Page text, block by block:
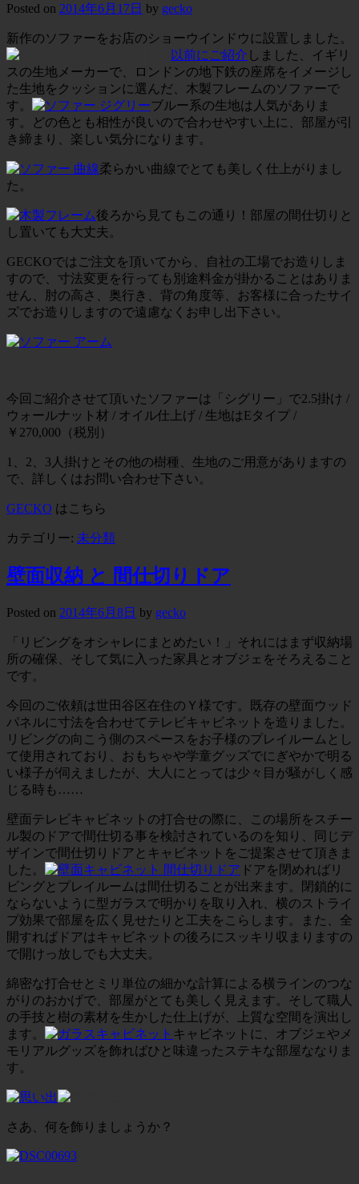
Posted on 2014年6月17日 by gecko
新作のソファーをお店のショーウインドウに設置しました。
以前にご紹介 しました、イギリ
スの生地メーカーで、ロンドンの地下鉄の座席をイメージし
た生地をクッションに選んだ、木製フレームのソファーで
す。
ブルー系の生地は人気がありま
す。どの色とも相性が良いので合わせやすい上に、部屋が引
き締まり、楽しい気分になります。
柔らかい曲線でとても美しく仕上がりまし
た。
後ろから見てもこの通り！部屋の間仕切りと
し置いても大丈夫。
GECKOではご注文を頂いてから、自社の工場でお造りしま
すので、寸法変更を行っても別途料金が掛かることはありま
せん、肘の高さ、奥行き、背の角度等、お客様に合ったサイ
ズでお造りしますので遠慮なくお申し出下さい。
今回ご紹介させて頂いたソファーは「シグリー」で2.5掛け /
ウォールナット材 / オイル仕上げ / 生地はEタイプ /
￥270,000（税別）
1、2、3人掛けとその他の樹種、生地のご用意がありますの
で、詳しくはお問い合わせ下さい。
GECKO はこちら
カテゴリー: 未分類
壁面収納 と 間仕切りドア
Posted on 2014年6月8日 by gecko
「リビングをオシャレにまとめたい！」それにはまず収納場
所の確保、そして気に入った家具とオブジェをそろえること
です。
今回のご依頼は世田谷区在住のＹ様です。既存の壁面ウッド
パネルに寸法を合わせてテレビキャビネットを造りました。
リビングの向こう側のスペースをお子様のプレイルームとし
て使用されており、おもちゃや学童グッズでにぎやかで明る
い様子が伺えましたが、大人にとっては少々目が騒がしく感
じる時も……
壁面テレビキャビネットの打合せの際に、この場所をスチー
ル製のドアで間仕切る事を検討されているのを知り、同じデ
ザインで間仕切りドアとキャビネットをご提案させて頂きま
した。
ドアを閉めればリ
ビングとプレイルームは間仕切ることが出来ます。閉鎖的に
ならないように型ガラスで明かりを取り入れ、横のストライ
プ効果で部屋を広く見せたりと工夫をこらします。また、全
開すればドアはキャビネットの後ろにスッキリ収まりますの
で開けっ放しでも大丈夫。
綿密な打合せとミリ単位の細かな計算による横ラインのつな
がりのおかげで、部屋がとても美しく見えます。そして職人
の手技と樹の素材を生かした仕上げが、上質な空間を演出し
ます。
キャビネットに、オブジェやメ
モリアルグッズを飾ればひと味違ったステキな部屋ななりま
す。
さあ、何を飾りましょうか？